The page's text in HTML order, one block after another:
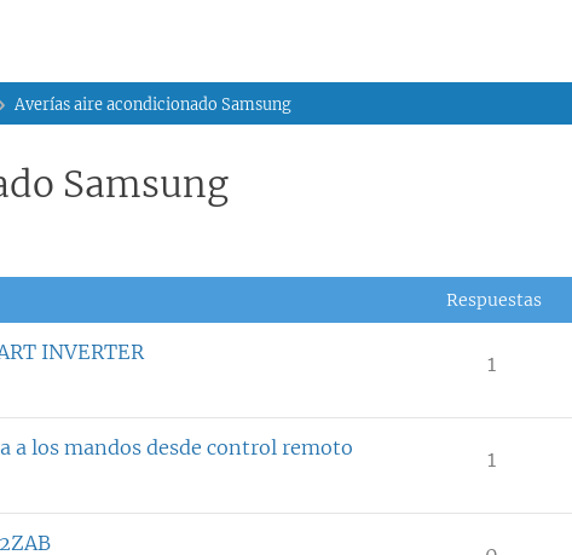
Averías aire acondicionado Samsung
Samsung
Respuestas
INVERTER 1
a los mandos desde control remoto 1